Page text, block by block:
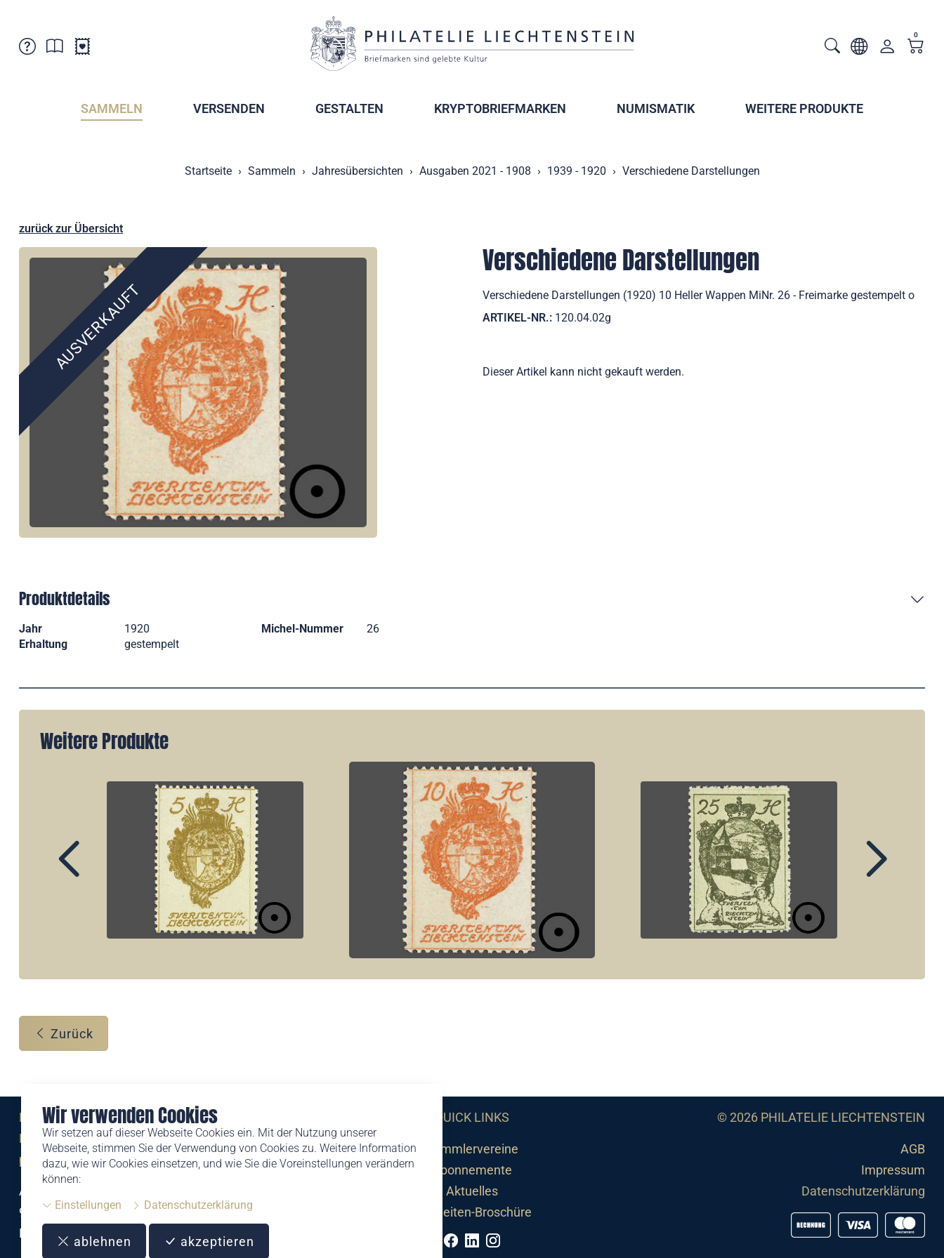
Wir verwenden Cookies
Wir setzen auf dieser Webseite Cookies ein. Mit der Nutzung unserer
Webseite, stimmen Sie der Verwendung von Cookies zu. Weitere Information
dazu, wie wir Cookies einsetzen, und wie Sie die Voreinstellungen verändern
können:
Einstellungen
Datenschutzerklärung
ablehnen akzeptieren
Verkaufsstellen
Postcrossing
Abonnemente
0
SAMMELN VERSENDEN GESTALTEN KRYPTOBRIEFMARKEN NUMISMATIK WEITERE PRODUKTE
Startseite Sammeln Jahresübersichten Ausgaben 2021 - 1908 1939 - 1920 Verschiedene Darstellungen
zurück zur Übersicht
AUSVERKAUFT
Verschiedene Darstellungen
Verschiedene Darstellungen (1920) 10 Heller Wappen MiNr. 26 - Freimarke gestempelt o
ARTIKEL-NR.: 120.04.02g
Dieser Artikel kann nicht gekauft werden.
Produktdetails
Jahr 1920 Michel-Nummer
26
Erhaltung
gestempelt
Weitere Produkte
Zurück
Eine Marke der
Liechtensteinischen Post AG
post.li
Alte Zollstrasse 11
9494 Schaan
Liechtenstein
T +423 399 44 66
QUICK LINKS
Sammlervereine
Abonnemente
Aktuelles
Neuheiten-Broschüre
© 2026 PHILATELIE LIECHTENSTEIN
AGB
Impressum
Datenschutzerklärung